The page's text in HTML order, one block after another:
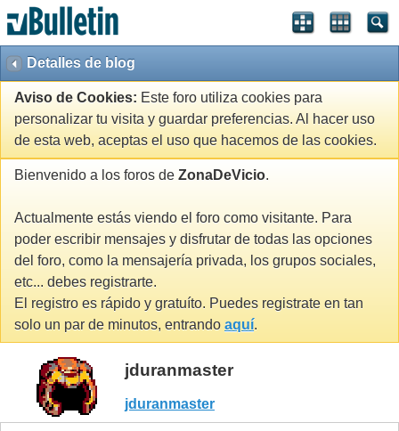
Detalles de blog
Aviso de Cookies: Este foro utiliza cookies para
personalizar tu visita y guardar preferencias. Al hacer uso
de esta web, aceptas el uso que hacemos de las cookies.
Bienvenido a los foros de ZonaDeVicio.
Actualmente estás viendo el foro como visitante. Para
poder escribir mensajes y disfrutar de todas las opciones
del foro, como la mensajería privada, los grupos sociales,
etc... debes registrarte.
El registro es rápido y gratuíto. Puedes registrate en tan
solo un par de minutos, entrando aquí.
jduranmaster
jduranmaster